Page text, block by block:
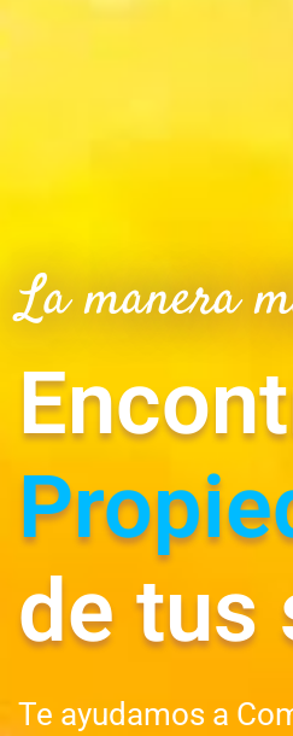
La manera
de tus
Te ayudamos a